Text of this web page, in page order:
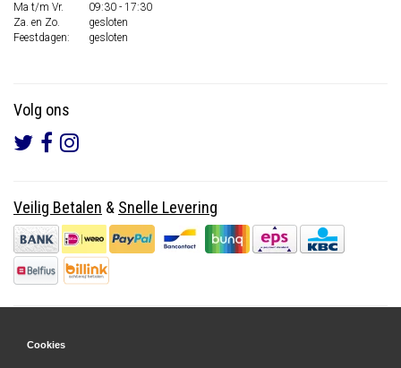
Ma t/m Vr.
09:30 - 17:30
Za. en Zo.
gesloten
Feestdagen:
gesloten
Volg ons
Veilig Betalen & Snelle Levering
Cookies